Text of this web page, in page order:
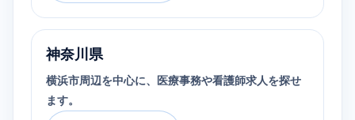
神奈川県
横浜市周辺を中心に、医療事務や看護師求人を探せ
ます。